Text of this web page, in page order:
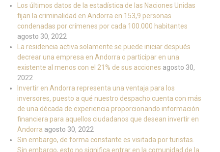
Los últimos datos de la estadística de las Naciones Unidas
fijan la criminalidad en Andorra en 153,9 personas
condenadas por crímenes por cada 100.000 habitantes
agosto 30, 2022
La residencia activa solamente se puede iniciar después
decrear una empresa en Andorra o participar en una
existente al menos con el 21% de sus acciones agosto 30,
2022
Invertir en Andorra representa una ventaja para los
inversores, puesto a qué nuestro despacho cuenta con más
de una década de experiencia proporcionando información
financiera para aquellos ciudadanos que desean invertir en
Andorra agosto 30, 2022
Sin embargo, de forma constante es visitada por turistas.
Sin embargo, esto no significa entrar en la comunidad de la